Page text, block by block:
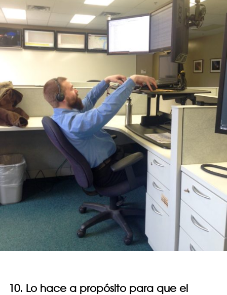
10. Lo hace a propósito para que el